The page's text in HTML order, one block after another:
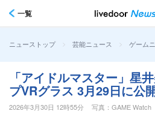
一覧
ニューストップ > 芸能ニュース > ゲーム
「アイドルマスター」星
プVRグラス 3月29日に公
2026年3月30日 12時55分
写真：GAME Watch